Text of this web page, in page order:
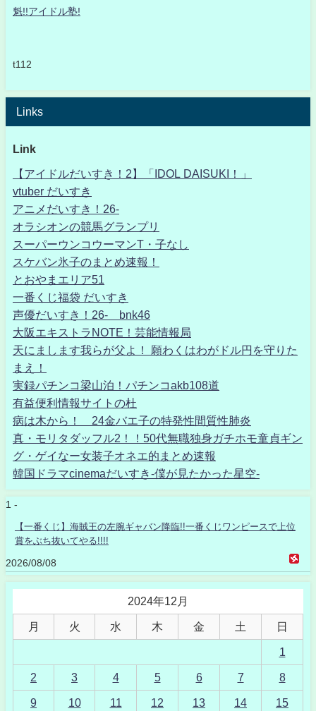
魁!!アイドル塾!
t112
Links
Link
【アイドルだいすき！2】「IDOL DAISUKI！」
vtuber だいすき
アニメだいすき！26-
オラシオンの競馬グランプリ
スーパーウンコウーマンT・子なし
スケバン氷子のまとめ速報！
とおやまエリア51
一番くじ福袋 だいすき
声優だいすき！26- bnk46
大阪エキストラNOTE！芸能情報局
天にまします我らが父よ！ 願わくはわがドル円を守りた
まえ！
実録パチンコ梁山泊！パチンコakb108道
有益便利情報サイトの杜
病は木から！ 24金バエ子の特発性間質性肺炎
真・モリタダッフル2！！50代無職独身ガチホモ童貞ギン
グ・ゲイなー女装子オネエ的まとめ速報
韓国ドラマcinemaだいすき-僕が見たかった星空-
1 -
【一番くじ】海賊王の左腕ギャバン降臨!!一番くじワンピースで上位
賞をぶち抜いてやる!!!!
2026/08/08
2024年12月
月 火 水 木 金 土 日
1
2 3 4 5 6 7 8
9 10 11 12 13 14 15